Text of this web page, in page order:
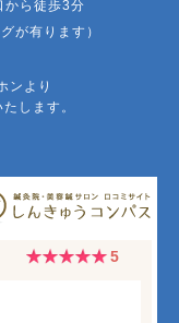
から徒歩3分
が有ります）
ンより
します。